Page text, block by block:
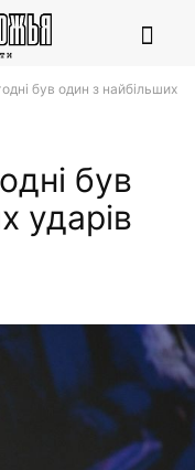
був один з найбільших
був
ударів